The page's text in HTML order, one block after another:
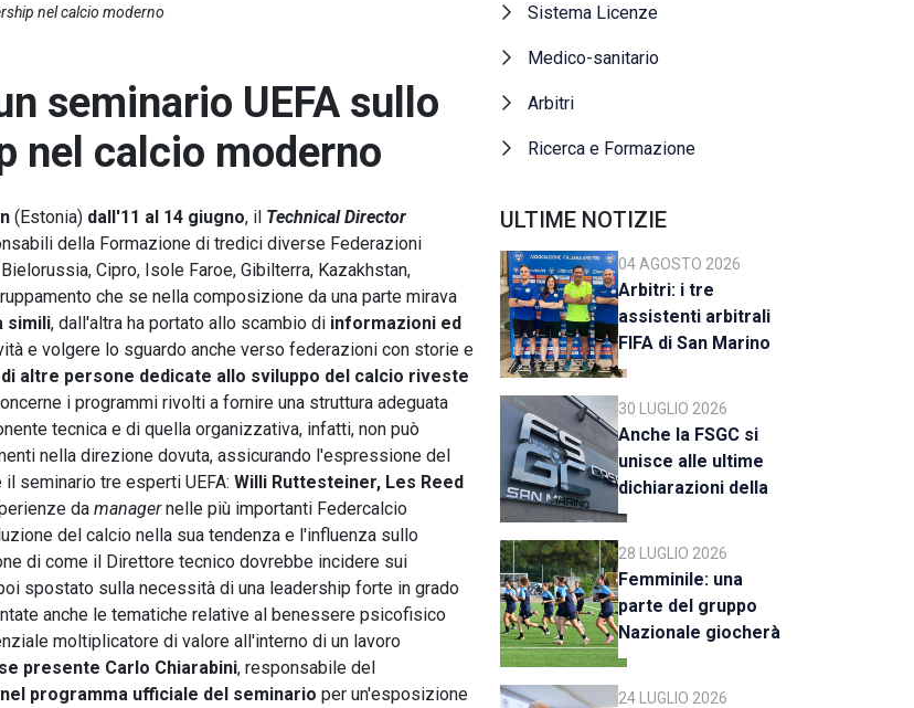
nel calcio moderno
seminario UEFA sullo
nel calcio moderno
(Estonia) dall'11 al 14 giugno, il Technical Director
della Formazione di tredici diverse Federazioni
Cipro, Isole Faroe, Gibilterra, Kazakhstan,
che se nella composizione da una parte mirava
simili, dall'altra ha portato allo scambio di informazioni ed
e volgere lo sguardo anche verso federazioni con storie e
altre persone dedicate allo sviluppo del calcio riveste
i programmi rivolti a fornire una struttura adeguata
tecnica e di quella organizzativa, infatti, non può
nella direzione dovuta, assicurando l'espressione del
seminario tre esperti UEFA: Willi Ruttesteiner, Les Reed
da managernelle più importanti Federcalcio
del calcio nella sua tendenza e l'influenza sullo
di come il Direttore tecnico dovrebbe incidere sui
spostato sulla necessità di una leadership forte in grado
anche le tematiche relative al benessere psicofisico
moltiplicatore di valore all'interno di un lavoro
presente Carlo Chiarabini, responsabile del
programma ufficiale del seminario per un'esposizione
Sistema Licenze
Medico-sanitario
Arbitri
Ricerca e Formazione
ULTIME NOTIZIE
04 AGOSTO 2026
Arbitri: i tre
assistenti arbitrali
FIFA di San Marino
al raduno della CAN
C
30 LUGLIO 2026
Anche la FSGC si
unisce alle ultime
dichiarazioni della
UEFA
28 LUGLIO 2026
Femminile: una
parte del gruppo
Nazionale giocherà
a Rimini
24 LUGLIO 2026